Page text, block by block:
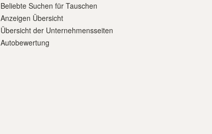
Beliebte Suchen für Tauschen
Anzeigen Übersicht
Übersicht der Unternehmensseiten
Autobewertung